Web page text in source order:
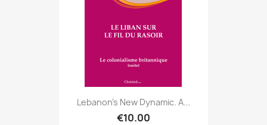
Lebanon's New Dynamic. A...
€10.00